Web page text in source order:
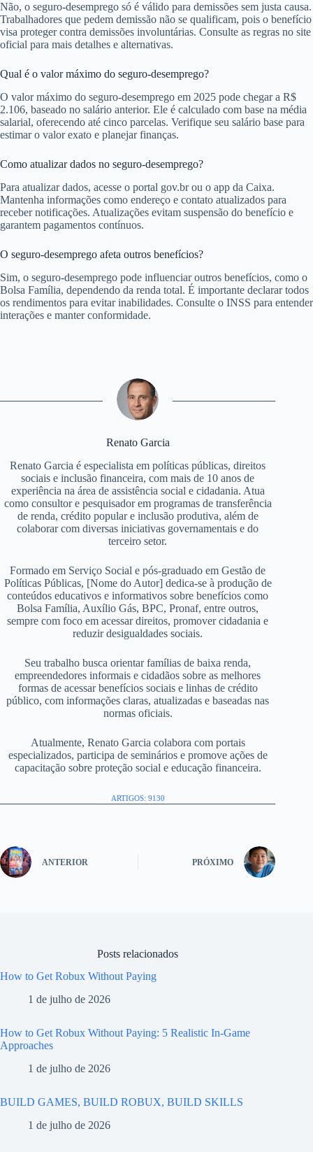
Não, o seguro-desemprego só é válido para demissões sem justa causa.
Trabalhadores que pedem demissão não se qualificam, pois o benefício
visa proteger contra demissões involuntárias. Consulte as regras no site
oficial para mais detalhes e alternativas.
Qual é o valor máximo do seguro-desemprego?
O valor máximo do seguro-desemprego em 2025 pode chegar a R$
2.106, baseado no salário anterior. Ele é calculado com base na média
salarial, oferecendo até cinco parcelas. Verifique seu salário base para
estimar o valor exato e planejar finanças.
Como atualizar dados no seguro-desemprego?
Para atualizar dados, acesse o portal gov.br ou o app da Caixa.
Mantenha informações como endereço e contato atualizados para
receber notificações. Atualizações evitam suspensão do benefício e
garantem pagamentos contínuos.
O seguro-desemprego afeta outros benefícios?
Sim, o seguro-desemprego pode influenciar outros benefícios, como o
Bolsa Família, dependendo da renda total. É importante declarar todos
os rendimentos para evitar inabilidades. Consulte o INSS para entender
interações e manter conformidade.
Renato Garcia
Renato Garcia é especialista em políticas públicas, direitos
sociais e inclusão financeira, com mais de 10 anos de
experiência na área de assistência social e cidadania. Atua
como consultor e pesquisador em programas de transferência
de renda, crédito popular e inclusão produtiva, além de
colaborar com diversas iniciativas governamentais e do
terceiro setor.
Formado em Serviço Social e pós-graduado em Gestão de
Políticas Públicas, [Nome do Autor] dedica-se à produção de
conteúdos educativos e informativos sobre benefícios como
Bolsa Família, Auxílio Gás, BPC, Pronaf, entre outros,
sempre com foco em acessar direitos, promover cidadania e
reduzir desigualdades sociais.
Seu trabalho busca orientar famílias de baixa renda,
empreendedores informais e cidadãos sobre as melhores
formas de acessar benefícios sociais e linhas de crédito
público, com informações claras, atualizadas e baseadas nas
normas oficiais.
Atualmente, Renato Garcia colabora com portais
especializados, participa de seminários e promove ações de
capacitação sobre proteção social e educação financeira.
ARTIGOS: 9130
ANTERIOR PRÓXIMO
Posts relacionados
How to Get Robux Without Paying
1 de julho de 2026
How to Get Robux Without Paying: 5 Realistic In-Game
Approaches
1 de julho de 2026
BUILD GAMES, BUILD ROBUX, BUILD SKILLS
1 de julho de 2026